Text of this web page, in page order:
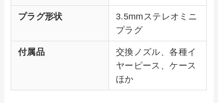
プラグ形状
3.5mmステレオミニ
プラグ
付属品
交換ノズル、各種イ
ヤーピース、ケース
ほか